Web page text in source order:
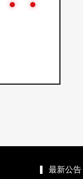
最新公告